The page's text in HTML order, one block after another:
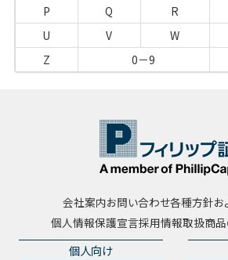
P
Q R
U
V W
Z
0－9
会社案内お問い合わせ各種方針お
個人情報保護宣言採用情報取扱商
個人向け